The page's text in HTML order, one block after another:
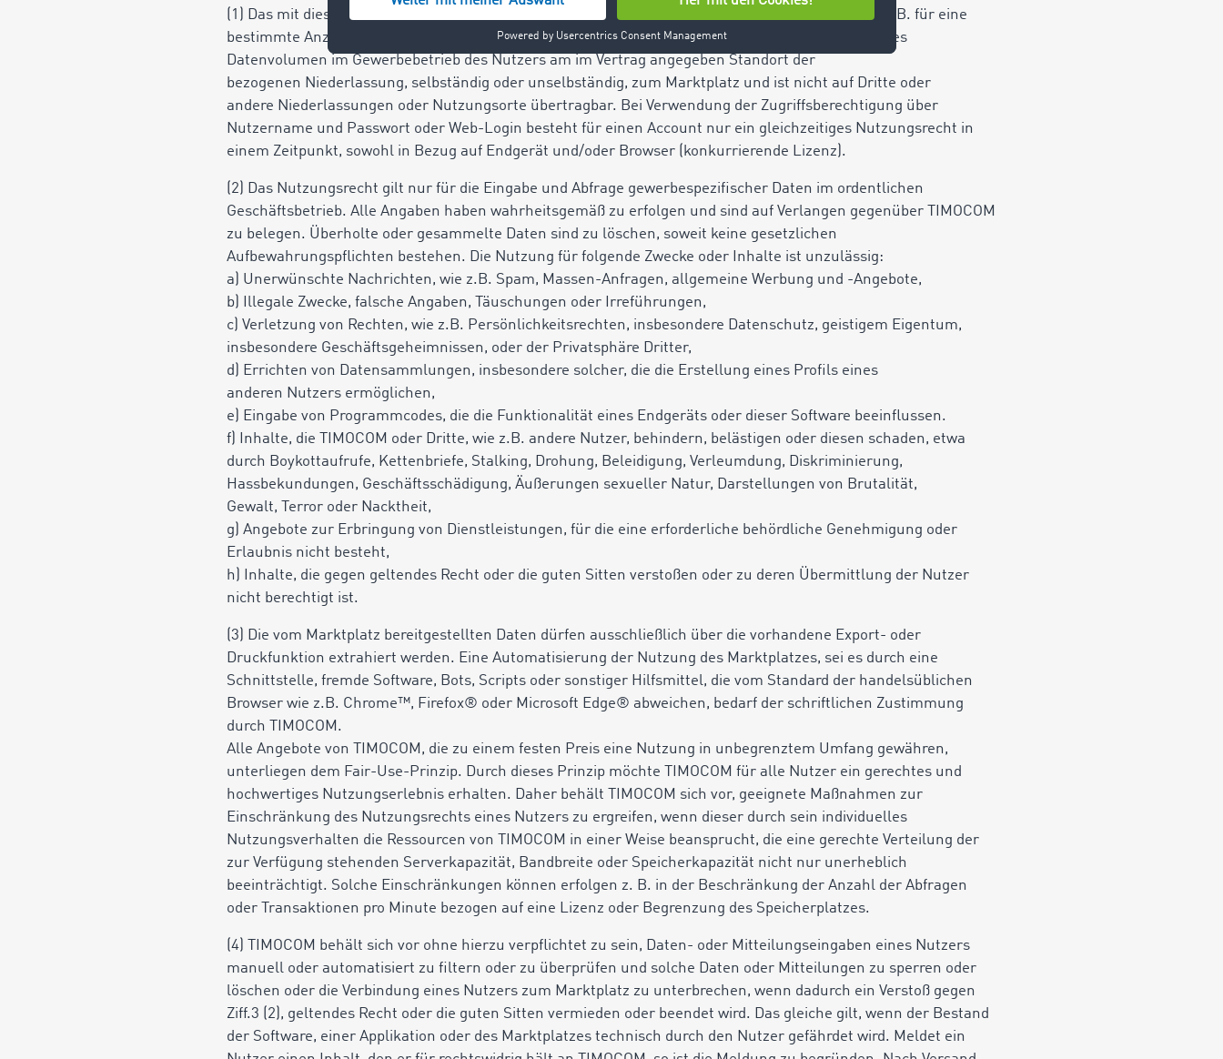
(1) Das mit diesem Vertrag gewährte Nutzungsrecht gilt nur im individuell vereinbarten Umfang, z.B. für eine
bestimmte Anzahl von persönlichen Einzelzugängen (Account), Transaktionen oder ein vereinbartes
Datenvolumen im Gewerbebetrieb des Nutzers am im Vertrag angegeben Standort der
bezogenen Niederlassung, selbständig oder unselbständig, zum Marktplatz und ist nicht auf Dritte oder
andere Niederlassungen oder Nutzungsorte übertragbar. Bei Verwendung der Zugriffsberechtigung über
Nutzername und Passwort oder Web-Login besteht für einen Account nur ein gleichzeitiges Nutzungsrecht in
einem Zeitpunkt, sowohl in Bezug auf Endgerät und/oder Browser (konkurrierende Lizenz).
(2) Das Nutzungsrecht gilt nur für die Eingabe und Abfrage gewerbespezifischer Daten im ordentlichen
Geschäftsbetrieb. Alle Angaben haben wahrheitsgemäß zu erfolgen und sind auf Verlangen gegenüber TIMOCOM
zu belegen. Überholte oder gesammelte Daten sind zu löschen, soweit keine gesetzlichen
Aufbewahrungspflichten bestehen. Die Nutzung für folgende Zwecke oder Inhalte ist unzulässig:
a) Unerwünschte Nachrichten, wie z.B. Spam, Massen-Anfragen, allgemeine Werbung und -Angebote,
b) Illegale Zwecke, falsche Angaben, Täuschungen oder Irreführungen,
c) Verletzung von Rechten, wie z.B. Persönlichkeitsrechten, insbesondere Datenschutz, geistigem Eigentum,
insbesondere Geschäftsgeheimnissen, oder der Privatsphäre Dritter,
d) Errichten von Datensammlungen, insbesondere solcher, die die Erstellung eines Profils eines
anderen Nutzers ermöglichen,
e) Eingabe von Programmcodes, die die Funktionalität eines Endgeräts oder dieser Software beeinflussen.
f) Inhalte, die TIMOCOM oder Dritte, wie z.B. andere Nutzer, behindern, belästigen oder diesen schaden, etwa
durch Boykottaufrufe, Kettenbriefe, Stalking, Drohung, Beleidigung, Verleumdung, Diskriminierung,
Hassbekundungen, Geschäftsschädigung, Äußerungen sexueller Natur, Darstellungen von Brutalität,
Gewalt, Terror oder Nacktheit,
g) Angebote zur Erbringung von Dienstleistungen, für die eine erforderliche behördliche Genehmigung oder
Erlaubnis nicht besteht,
h) Inhalte, die gegen geltendes Recht oder die guten Sitten verstoßen oder zu deren Übermittlung der Nutzer
nicht berechtigt ist.
(3) Die vom Marktplatz bereitgestellten Daten dürfen ausschließlich über die vorhandene Export- oder
Druckfunktion extrahiert werden. Eine Automatisierung der Nutzung des Marktplatzes, sei es durch eine
Schnittstelle, fremde Software, Bots, Scripts oder sonstiger Hilfsmittel, die vom Standard der handelsüblichen
Browser wie z.B. Chrome™, Firefox® oder Microsoft Edge® abweichen, bedarf der schriftlichen Zustimmung
durch TIMOCOM.
Alle Angebote von TIMOCOM, die zu einem festen Preis eine Nutzung in unbegrenztem Umfang gewähren,
unterliegen dem Fair-Use-Prinzip. Durch dieses Prinzip möchte TIMOCOM für alle Nutzer ein gerechtes und
hochwertiges Nutzungserlebnis erhalten. Daher behält TIMOCOM sich vor, geeignete Maßnahmen zur
Einschränkung des Nutzungsrechts eines Nutzers zu ergreifen, wenn dieser durch sein individuelles
Nutzungsverhalten die Ressourcen von TIMOCOM in einer Weise beansprucht, die eine gerechte Verteilung der
zur Verfügung stehenden Serverkapazität, Bandbreite oder Speicherkapazität nicht nur unerheblich
beeinträchtigt. Solche Einschränkungen können erfolgen z. B. in der Beschränkung der Anzahl der Abfragen
oder Transaktionen pro Minute bezogen auf eine Lizenz oder Begrenzung des Speicherplatzes.
(4) TIMOCOM behält sich vor ohne hierzu verpflichtet zu sein, Daten- oder Mitteilungseingaben eines Nutzers
manuell oder automatisiert zu filtern oder zu überprüfen und solche Daten oder Mitteilungen zu sperren oder
löschen oder die Verbindung eines Nutzers zum Marktplatz zu unterbrechen, wenn dadurch ein Verstoß gegen
Ziff.3 (2), geltendes Recht oder die guten Sitten vermieden oder beendet wird. Das gleiche gilt, wenn der Bestand
der Software, einer Applikation oder des Marktplatzes technisch durch den Nutzer gefährdet wird. Meldet ein